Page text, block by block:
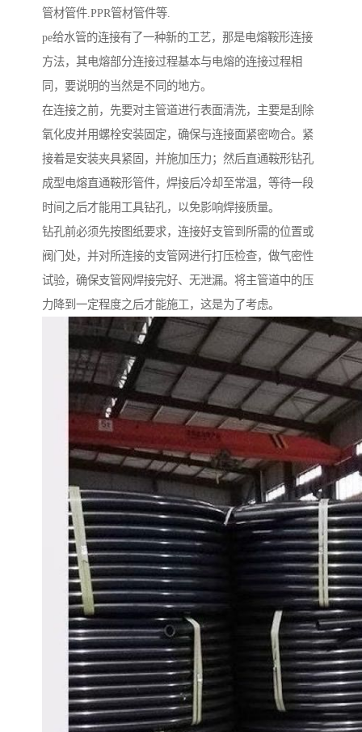
管材管件.PPR管材管件等.
pe给水管的连接有了一种新的工艺，那是电熔鞍形连接
方法，其电熔部分连接过程基本与电熔的连接过程相
同，要说明的当然是不同的地方。
在连接之前，先要对主管道进行表面清洗，主要是刮除
氧化皮并用螺栓安装固定，确保与连接面紧密吻合。紧
接着是安装夹具紧固，并施加压力；然后直通鞍形钻孔
成型电熔直通鞍形管件，焊接后冷却至常温，等待一段
时间之后才能用工具钻孔，以免影响焊接质量。
钻孔前必须先按图纸要求，连接好支管到所需的位置或
阀门处，并对所连接的支管网进行打压检查，做气密性
试验，确保支管网焊接完好、无泄漏。将主管道中的压
力降到一定程度之后才能施工，这是为了考虑。